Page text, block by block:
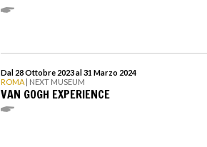
Dal 28 Ottobre 2023 al 31 Marzo 2024
ROMA | NEXT MUSEUM
VAN GOGH EXPERIENCE